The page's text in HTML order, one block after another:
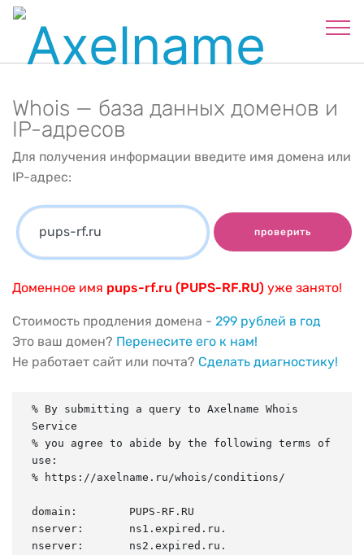
Whois — база данных доменов и
IP-адресов
Для получения информации введите имя домена или
IP-адрес:
проверить
Доменное имя pups-rf.ru (PUPS-RF.RU) уже занято!
Стоимость продления домена - 299 рублей в год
Это ваш домен? Перенесите его к нам!
Не работает сайт или почта? Сделать диагностику!
% By submitting a query to Axelname Whois
Service
% you agree to abide by the following terms of
use:
% https://axelname.ru/whois/conditions/
domain:        PUPS-RF.RU
nserver:       ns1.expired.ru.
nserver:       ns2.expired.ru.